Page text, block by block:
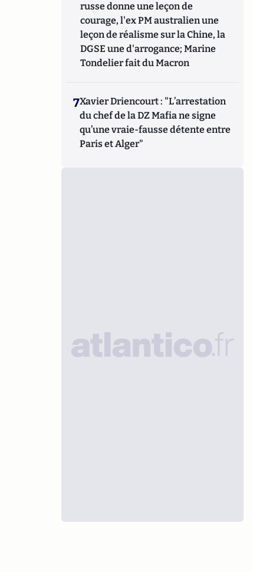
russe donne une leçon de
courage, l'ex PM australien une
leçon de réalisme sur la Chine, la
DGSE une d'arrogance; Marine
Tondelier fait du Macron
7Xavier Driencourt : "L’arrestation
du chef de la DZ Mafia ne signe
qu’une vraie-fausse détente entre
Paris et Alger"